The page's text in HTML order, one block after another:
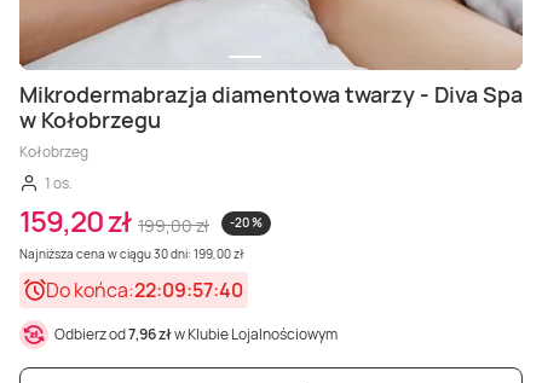
Mikrodermabrazja diamentowa twarzy - Diva Spa
w Kołobrzegu
Kołobrzeg
1 os.
159,20 zł 199,00 zł
-20 %
Najniższa cena w ciągu 30 dni: 199,00 zł
Do końca:22:09:57:38
Odbierz od7,96 złw Klubie Lojalnościowym